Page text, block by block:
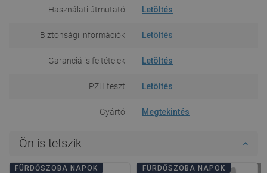
Használati útmutató Letöltés
Biztonsági információk Letöltés
Garanciális feltételek Letöltés
PZH teszt Letöltés
Gyártó Megtekintés
Ön is tetszik
FÜRDŐSZOBA NAPOK FÜRDŐSZOBA NAPOK